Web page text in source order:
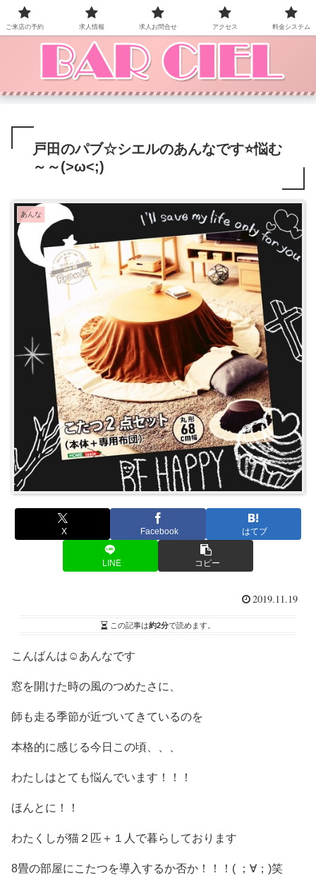
BAR CIEL！ご来店お待ちしています。
戸田のパブ☆シエルのあんなです⭐悩む
～～(>ω<;)
あんな
X Facebook はてブ
LINE コピー
2019.11.19
この記事は約2分で読めます。
こんばんは☺️あんなです
窓を開けた時の風のつめたさに、
師も走る季節が近づいてきているのを
本格的に感じる今日この頃、、、
わたしはとても悩んでいます！！！
ほんとに！！
わたくしが猫２匹＋１人で暮らしております
8畳の部屋にこたつを導入するか否か！！！( ；∀；)笑
ご来店の予約 求人情報 求人お問合せ アクセス 料金システム